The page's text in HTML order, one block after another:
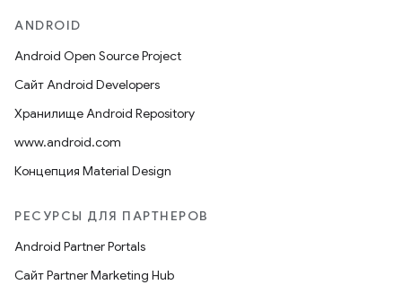
ANDROID
Android Open Source Project
Сайт Android Developers
Хранилище Android Repository
www.android.com
Концепция Material Design
РЕСУРСЫ ДЛЯ ПАРТНЕРОВ
Android Partner Portals
Сайт Partner Marketing Hub